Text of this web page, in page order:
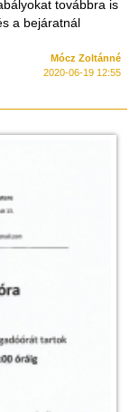
továbbra is
a bejáratnál
Mócz Zoltánné
2020-06-19 12:55